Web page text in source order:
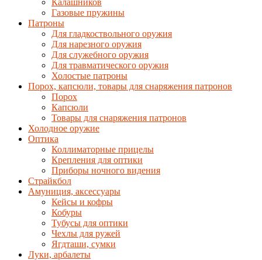
Калашников
Газовые пружины
Патроны
Для гладкоствольного оружия
Для нарезного оружия
Для служебного оружия
Для травматического оружия
Холостые патроны
Порох, капсюли, товары для снаряжения патронов
Порох
Капсюли
Товары для снаряжения патронов
Холодное оружие
Оптика
Коллиматорные прицелы
Крепления для оптики
Приборы ночного видения
Страйкбол
Амуниция, аксессуары
Кейсы и кофры
Кобуры
Тубусы для оптики
Чехлы для ружей
Ягдташи, сумки
Луки, арбалеты